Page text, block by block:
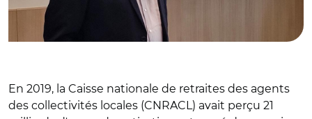
En 2019, la Caisse nationale de retraites des agents
des collectivités locales (CNRACL) avait perçu 21